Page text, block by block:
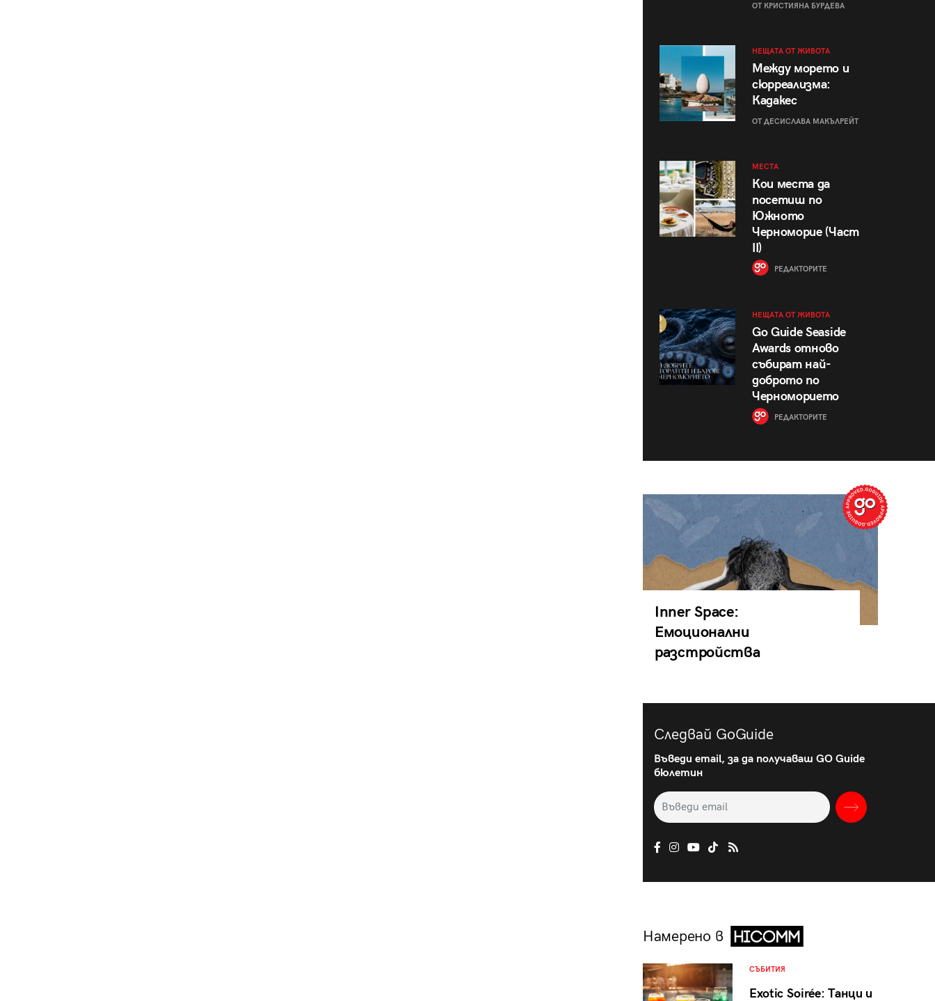
ОТ КРИСТИЯНА БУРДЕВА
НЕЩАТА ОТ ЖИВОТА
Между морето и
сюрреализма:
Кадакес
ОТ ДЕСИСЛАВА МАКЪЛРЕЙТ
МЕСТА
Кои места да
посетиш по
Южното
Черноморие (Част
II)
РЕДАКТОРИТЕ
НЕЩАТА ОТ ЖИВОТА
Go Guide Seaside
Awards отново
събират най-
доброто по
Черноморието
РЕДАКТОРИТЕ
Inner Space:
Емоционални
разстройства
Следвай GoGuide
Въведи email, за да получаваш GO Guide
бюлетин
Намерено в
СЪБИТИЯ
Exotic Soirée: Танци и